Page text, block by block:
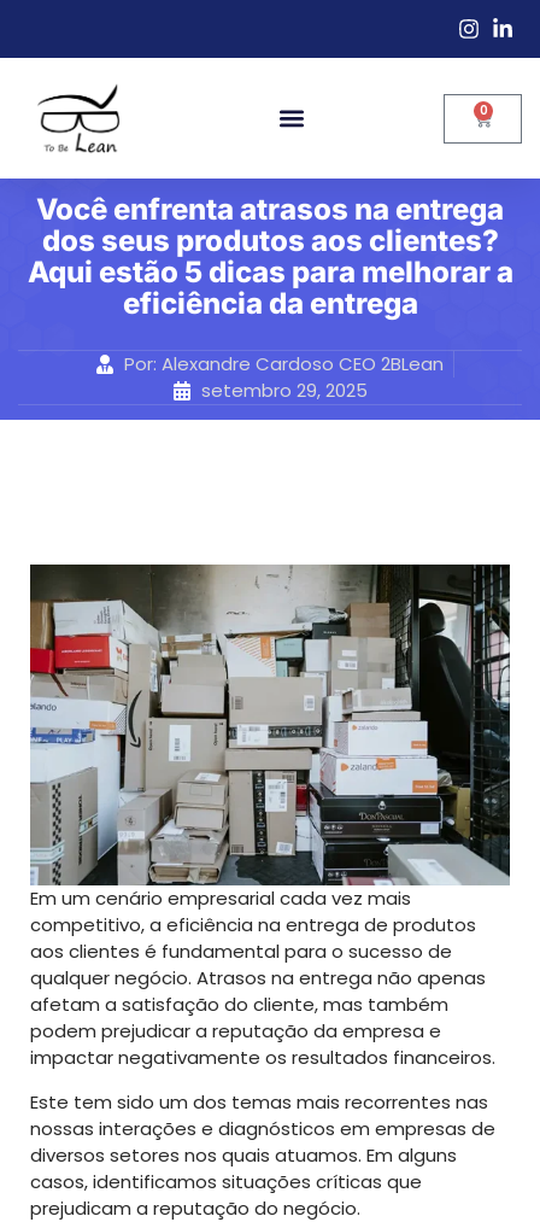
0
Você enfrenta atrasos na entrega
dos seus produtos aos clientes?
Aqui estão 5 dicas para melhorar a
eficiência da entrega
Por: Alexandre Cardoso CEO 2BLean
setembro 29, 2025
Em um cenário empresarial cada vez mais
competitivo, a eficiência na entrega de produtos
aos clientes é fundamental para o sucesso de
qualquer negócio. Atrasos na entrega não apenas
afetam a satisfação do cliente, mas também
podem prejudicar a reputação da empresa e
impactar negativamente os resultados financeiros.
Este tem sido um dos temas mais recorrentes nas
nossas interações e diagnósticos em empresas de
diversos setores nos quais atuamos. Em alguns
casos, identificamos situações críticas que
prejudicam a reputação do negócio.